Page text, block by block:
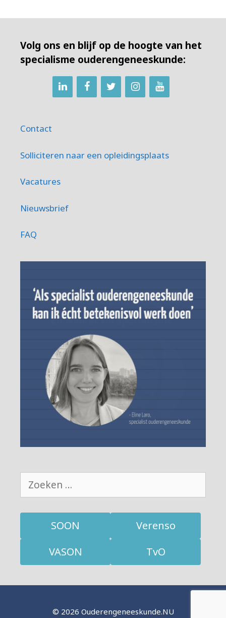
Volg ons en blijf op de hoogte van het
specialisme ouderengeneeskunde:
Contact
Solliciteren naar een opleidingsplaats
Vacatures
Nieuwsbrief
FAQ
Zoek
naar:
SOON
Verenso
VASON
TvO
© 2026 Ouderengeneeskunde.NU